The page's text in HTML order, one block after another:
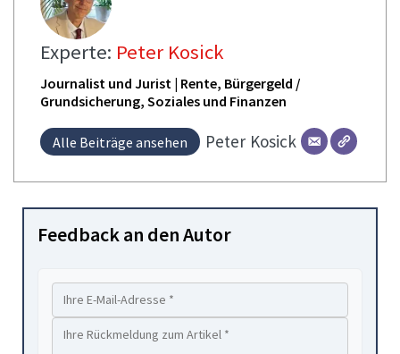
Experte: Peter Kosick
Journalist und Jurist | Rente, Bürgergeld /
Grundsicherung, Soziales und Finanzen
Alle Beiträge ansehen Peter Kosick
Feedback an den Autor